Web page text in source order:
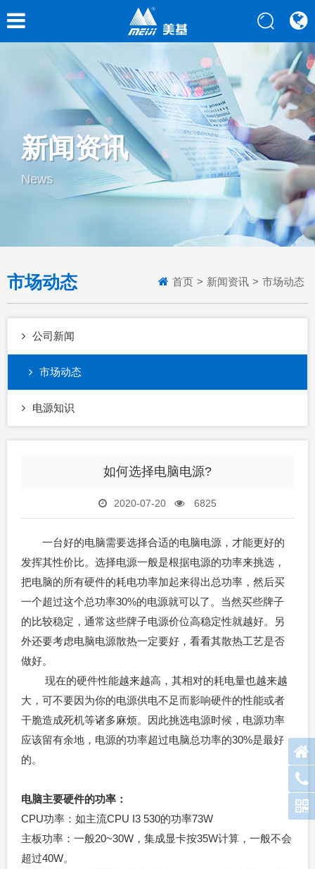
新闻资讯
News
市场动态 首页 > 新闻资讯 > 市场动态
公司新闻
市场动态
电源知识
如何选择电脑电源?
2020-07-20 6825
一台好的电脑需要选择合适的电脑电源，才能更好的
发挥其性价比。选择电源一般是根据电源的功率来挑选，
把电脑的所有硬件的耗电功率加起来得出总功率，然后买
一个超过这个总功率30%的电源就可以了。当然买些牌子
的比较稳定，通常这些牌子电源价位高稳定性就越好。另
外还要考虑电脑电源散热一定要好，看看其散热工艺是否
做好。
现在的硬件性能越来越高，其相对的耗电量也越来越
大，可不要因为你的电源供电不足而影响硬件的性能或者
干脆造成死机等诸多麻烦。因此挑选电源时候，电源功率
应该留有余地，电源的功率超过电脑总功率的30%是最好
的。
电脑主要硬件的功率：
CPU功率：如主流CPU I3 530的功率73W
主板功率：一般20~30W，集成显卡按35W计算，一般不会
超过40W。